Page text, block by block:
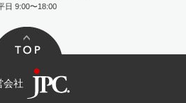
日 9:00〜18:00
会社